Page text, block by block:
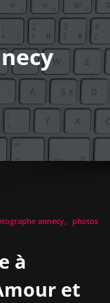
annecy
photos
à
et